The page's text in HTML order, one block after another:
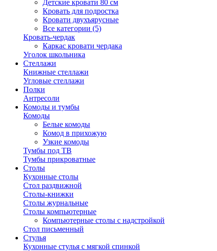
Детские кровати 80 см
Кровать для подростка
Кровати двухъярусные
Все категории (5)
Кровать-чердак
Каркас кровати чердака
Уголок школьника
Стеллажи
Книжные стеллажи
Угловые стеллажи
Полки
Антресоли
Комоды и тумбы
Комоды
Белые комоды
Комод в прихожую
Узкие комоды
Тумбы под ТВ
Тумбы прикроватные
Столы
Кухонные столы
Стол раздвижной
Столы-книжки
Столы журнальные
Столы компьютерные
Компьютерные столы с надстройкой
Стол письменный
Стулья
Кухонные стулья с мягкой спинкой